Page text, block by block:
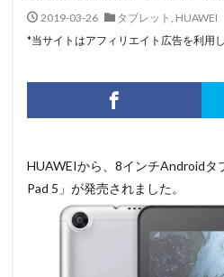
2019-03-26 タブレット , HUAWEI
*当サイトはアフィリエイト広告を利用し
HUAWEIから、8インチAndroidタ
Pad 5」が発売されました。